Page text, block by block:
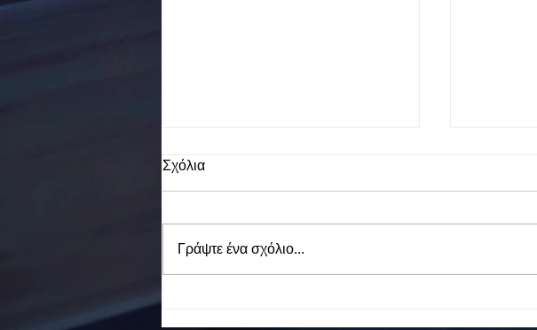
Σχόλια
Γράψτε ένα σχόλιο...